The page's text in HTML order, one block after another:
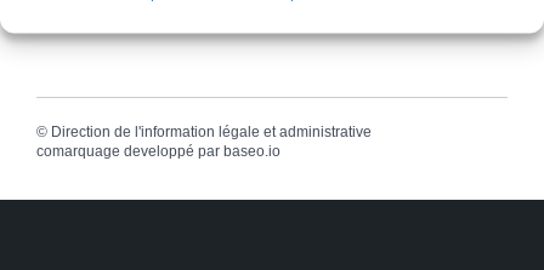
© Direction de l'information légale et administrative
comarquage developpé par baseo.io